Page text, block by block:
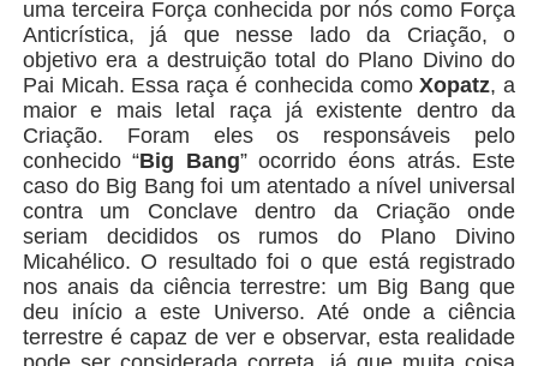
uma terceira Força conhecida por nós como Força
Anticrística, já que nesse lado da Criação, o
objetivo era a destruição total do Plano Divino do
Pai Micah. Essa raça é conhecida comoXopatz, a
maior e mais letal raça já existente dentro da
Criação. Foram eles os responsáveis pelo
conhecido “Big Bang” ocorrido éons atrás. Este
caso do Big Bang foi um atentado a nível universal
contra um Conclave dentro da Criação onde
seriam decididos os rumos do Plano Divino
Micahélico. O resultado foi o que está registrado
nos anais da ciência terrestre: um Big Bang que
deu início a este Universo. Até onde a ciência
terrestre é capaz de ver e observar, esta realidade